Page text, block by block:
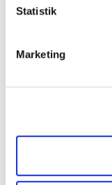
Statistik
Marketing
Opel Corsa-e